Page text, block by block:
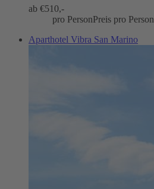
ab €510,-
pro PersonPreis pro Person
Aparthotel Vibra San Marino